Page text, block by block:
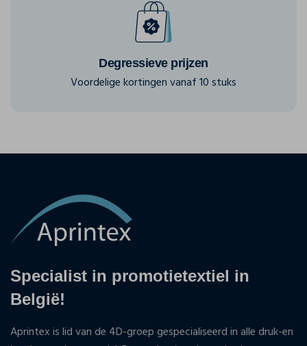
Degressieve prijzen
Voordelige kortingen vanaf 10 stuks
Specialist in promotietextiel in
België!
Aprintex is lid van de 4D-groep gespecialiseerd in alle druk-en